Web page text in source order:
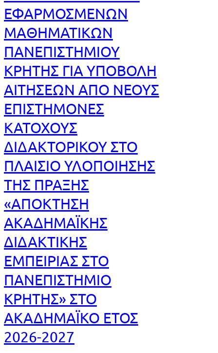
ΕΦΑΡΜΟΣΜΕΝΩΝ
ΜΑΘΗΜΑΤΙΚΩΝ
ΠΑΝΕΠΙΣΤΗΜΙΟΥ
ΚΡΗΤΗΣ ΓΙΑ ΥΠΟΒΟΛΗ
ΑΙΤΗΣΕΩΝ ΑΠΟ ΝΕΟΥΣ
ΕΠΙΣΤΗΜΟΝΕΣ
ΚΑΤΟΧΟΥΣ
ΔΙΔΑΚΤΟΡΙΚΟΥ ΣΤΟ
ΠΛΑΙΣΙΟ ΥΛΟΠΟΙΗΣΗΣ
ΤΗΣ ΠΡΑΞΗΣ
«ΑΠΟΚΤΗΣΗ
ΑΚΑΔΗΜΑΪΚΗΣ
ΔΙΔΑΚΤΙΚΗΣ
ΕΜΠΕΙΡΙΑΣ ΣΤΟ
ΠΑΝΕΠΙΣΤΗΜΙΟ
ΚΡΗΤΗΣ» ΣΤΟ
ΑΚΑΔΗΜΑΪΚΟ ΕΤΟΣ
2026-2027